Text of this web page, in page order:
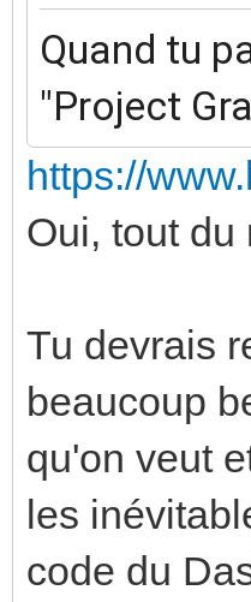
Quand tu
"Project
https://
Oui, tout
Tu devrais
beaucoup
qu'on veut
les
code du